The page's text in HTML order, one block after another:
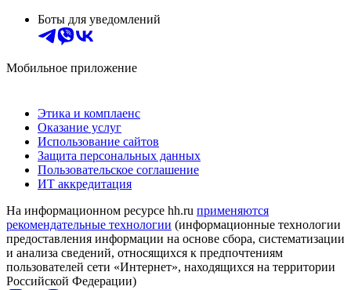
Боты для уведомлений
Мобильное приложение
Этика и комплаенс
Оказание услуг
Использование сайтов
Защита персональных данных
Пользовательское соглашение
ИТ аккредитация
На информационном ресурсе hh.ru применяются
рекомендательные технологии (информационные технологии
предоставления информации на основе сбора, систематизации
и анализа сведений, относящихся к предпочтениям
пользователей сети «Интернет», находящихся на территории
Российской Федерации)